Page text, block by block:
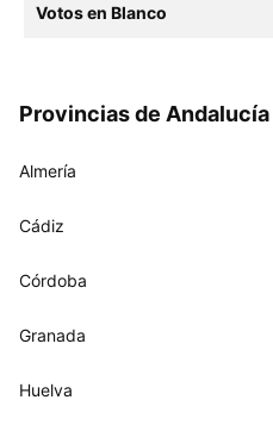
Votos en Blanco
Provincias de Andalucía
Almería
Cádiz
Córdoba
Granada
Huelva